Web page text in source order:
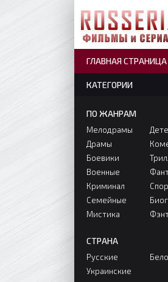
КАТЕГОРИИ
ПО ЖАНРАМ
Мелодрамы
Драмы
Боевики
Военные
Криминал
Семейные
Мистика
СТРАНА
Русские
Украинские
ГЛАВНАЯ СТРАНИЦА